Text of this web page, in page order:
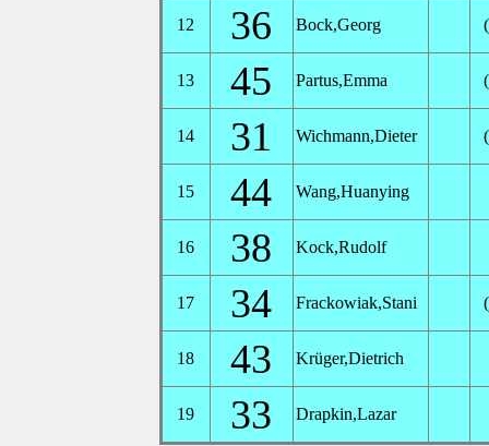
12 36 Bock,Georg
13 45 Partus,Emma
14 31 Wichmann,Dieter
15 44 Wang,Huanying
16 38 Kock,Rudolf
17 34 Frackowiak,Stani
18 43 Krüger,Dietrich
19 33 Drapkin,Lazar